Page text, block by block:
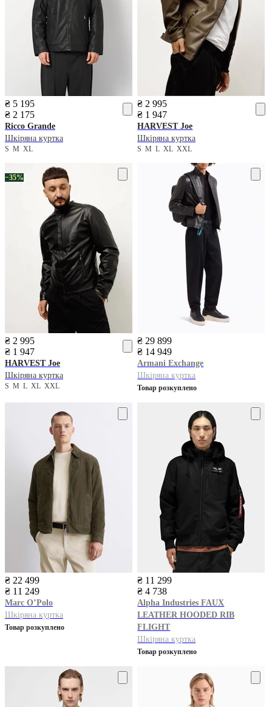
₴ 5 195
₴ 2 175
Ricco Grande
Шкіряна куртка
S M XL
₴ 2 995
₴ 1 947
HARVESTJoe
Шкіряна куртка
SMLXLXXL
−35%
₴ 2 995
₴ 1 947
HARVESTJoe
Шкіряна куртка
S M L XL XXL
₴ 29 899
₴ 14 949
Armani Exchange
Шкіряна куртка
Товар розкуплено
₴ 22 499
₴ 11 249
Marc O’Polo
Шкіряна куртка
Товар розкуплено
₴ 11 299
₴ 4 738
Alpha Industries FAUX
LEATHER HOODED RIB
FLIGHT
Шкіряна куртка
Товар розкуплено